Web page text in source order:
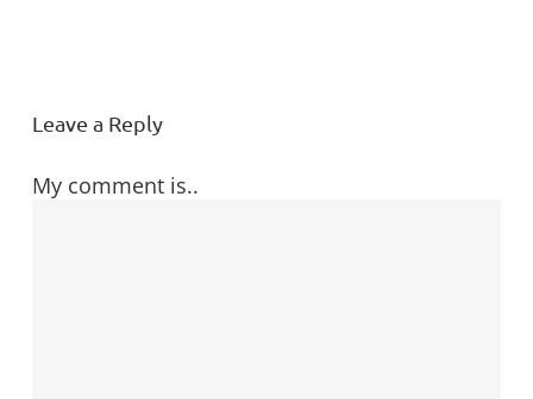
Leave a Reply
My comment is..